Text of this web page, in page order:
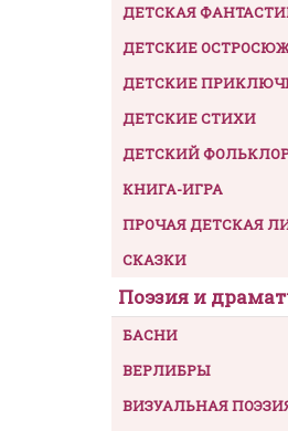
ДЕТСКАЯ
ДЕТСКИЕ
ДЕТСКИЕ
ДЕТСКИЕ СТИХИ
ДЕТСКИЙ
КНИГА-ИГРА
ПРОЧАЯ ДЕТСКАЯ
СКАЗКИ
Поэзия и
БАСНИ
ВЕРЛИБРЫ
ВИЗУАЛЬНАЯ